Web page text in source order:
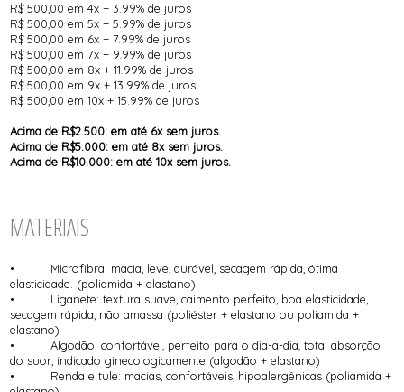
R$ 500,00 em 4x + 3.99% de juros
R$ 500,00 em 5x + 5.99% de juros
R$ 500,00 em 6x + 7.99% de juros
R$ 500,00 em 7x + 9.99% de juros
R$ 500,00 em 8x + 11.99% de juros
R$ 500,00 em 9x + 13.99% de juros
R$ 500,00 em 10x + 15.99% de juros
Acima de R$2.500: em até 6x sem juros.
Acima de R$5.000: em até 8x sem juros.
Acima de R$10.000: em até 10x sem juros.
MATERIAIS
• Microfibra: macia, leve, durável, secagem rápida, ótima
elasticidade. (poliamida + elastano)
• Liganete: textura suave, caimento perfeito, boa elasticidade,
secagem rápida, não amassa (poliéster + elastano ou poliamida +
elastano)
• Algodão: confortável, perfeito para o dia-a-dia, total absorção
do suor, indicado ginecologicamente (algodão + elastano)
• Renda e tule: macias, confortáveis, hipoalergênicas (poliamida +